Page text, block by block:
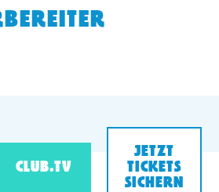
CLUB.TV
JETZT
TICKETS
SICHERN